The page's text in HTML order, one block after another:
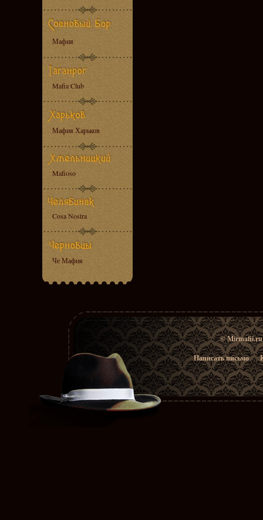
Мафия
Mafia Club
Мафия Харьков
Mafioso
Cosa Nostra
Че Мафия
© Mirmafii.ru
Написать письмо